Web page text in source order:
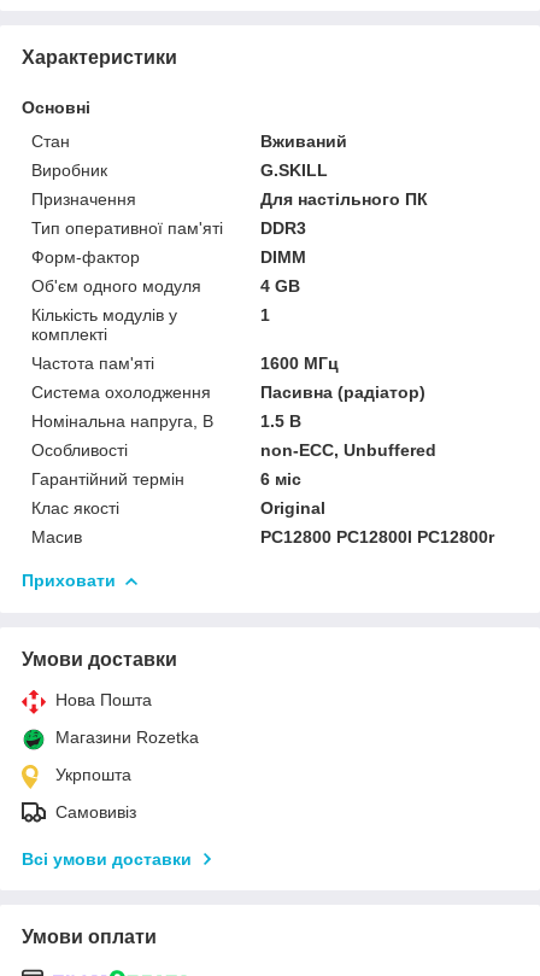
Характеристики
Основні
Стан
Вживаний
Виробник
G.SKILL
Призначення
Для настільного ПК
Тип оперативної пам'яті
DDR3
Форм-фактор
DIMM
Об'єм одного модуля
4 GB
Кількість модулів у
комплекті
1
Частота пам'яті
1600 МГц
Система охолодження
Пасивна (радіатор)
Номінальна напруга, В
1.5 В
Особливості
non-ECC, Unbuffered
Гарантійний термін
6 міс
Клас якості
Original
Масив
PC12800 PC12800l PC12800r
Приховати
Умови доставки
Нова Пошта
Магазини Rozetka
Укрпошта
Самовивіз
Всі умови доставки
Умови оплати